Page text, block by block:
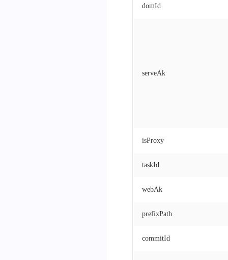
});
domId
serveAk
isProxy
taskId
webAk
prefixPath
commitId